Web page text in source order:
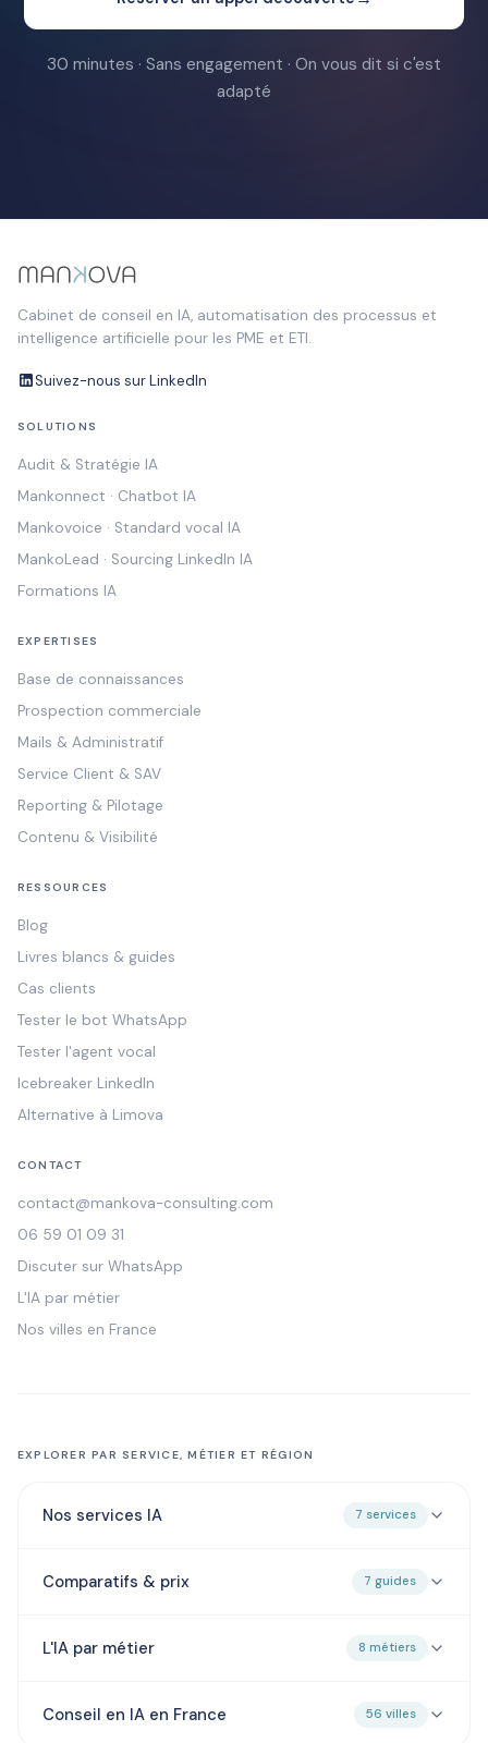
30 minutes · Sans engagement · On vous dit si c'est
adapté
Cabinet de conseil en IA, automatisation des processus et
intelligence artificielle pour les PME et ETI.
Suivez-nous sur LinkedIn
SOLUTIONS
Audit & Stratégie IA
Mankonnect · Chatbot IA
Mankovoice · Standard vocal IA
MankoLead · Sourcing LinkedIn IA
Formations IA
EXPERTISES
Base de connaissances
Prospection commerciale
Mails & Administratif
Service Client & SAV
Reporting & Pilotage
Contenu & Visibilité
RESSOURCES
Blog
Livres blancs & guides
Cas clients
Tester le bot WhatsApp
Tester l'agent vocal
Icebreaker LinkedIn
Alternative à Limova
CONTACT
contact@mankova-consulting.com
06 59 01 09 31
Discuter sur WhatsApp
L'IA par métier
Nos villes en France
EXPLORER PAR SERVICE, MÉTIER ET RÉGION
Nos services IA 7 services
Comparatifs & prix 7 guides
L'IA par métier 8 métiers
Conseil en IA en France 56 villes